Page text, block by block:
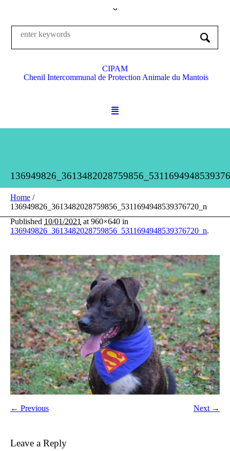
CIPAM
Chenil Intercommunal de Protection Animale du Mantois
Home /
136949826_3613482028759856_5311694948539376720_n
Published 10/01/2021 at 960×640 in
136949826_3613482028759856_5311694948539376720_n.
← Previous Next →
Leave a Reply